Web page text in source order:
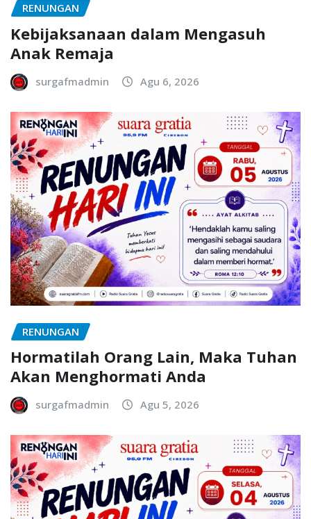
RENUNGAN
Kebijaksanaan dalam Mengasuh
Anak Remaja
surgafmadmin Agu 6, 2026
RENUNGAN
Hormatilah Orang Lain, Maka Tuhan
Akan Menghormati Anda
surgafmadmin Agu 5, 2026